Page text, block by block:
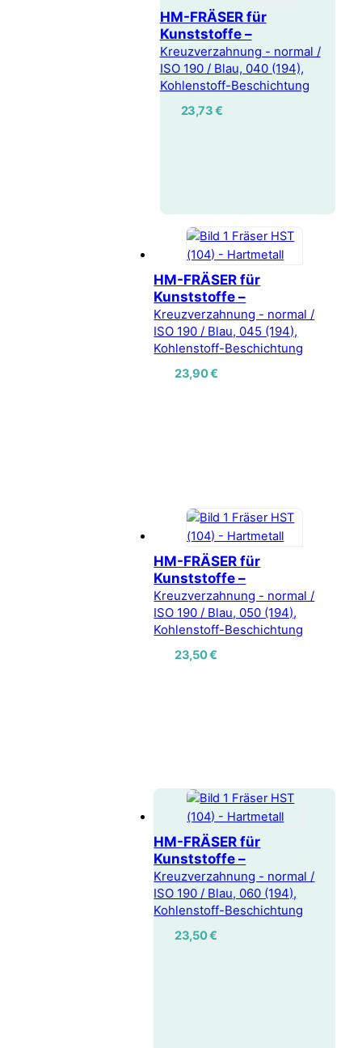
HM-FRÄSER für
Kunststoffe –
Kreuzverzahnung - normal /
ISO 190 / Blau, 040 (194),
Kohlenstoff-Beschichtung
23,73€
HM-FRÄSER für
Kunststoffe –
Kreuzverzahnung - normal /
ISO 190 / Blau, 045 (194),
Kohlenstoff-Beschichtung
23,90€
HM-FRÄSER für
Kunststoffe –
Kreuzverzahnung - normal /
ISO 190 / Blau, 050 (194),
Kohlenstoff-Beschichtung
23,50€
HM-FRÄSER für
Kunststoffe –
Kreuzverzahnung - normal /
ISO 190 / Blau, 060 (194),
Kohlenstoff-Beschichtung
23,50€